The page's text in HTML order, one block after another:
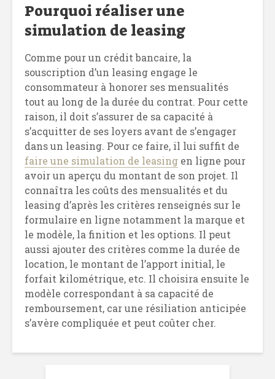
Pourquoi réaliser une
simulation de leasing
Comme pour un crédit bancaire, la
souscription d’un leasing engage le
consommateur à honorer ses mensualités
tout au long de la durée du contrat. Pour cette
raison, il doit s’assurer de sa capacité à
s’acquitter de ses loyers avant de s’engager
dans un leasing. Pour ce faire, il lui suffit de
faire une simulation de leasing en ligne pour
avoir un aperçu du montant de son projet. Il
connaîtra les coûts des mensualités et du
leasing d’après les critères renseignés sur le
formulaire en ligne notamment la marque et
le modèle, la finition et les options. Il peut
aussi ajouter des critères comme la durée de
location, le montant de l’apport initial, le
forfait kilométrique, etc. Il choisira ensuite le
modèle correspondant à sa capacité de
remboursement, car une résiliation anticipée
s’avère compliquée et peut coûter cher.